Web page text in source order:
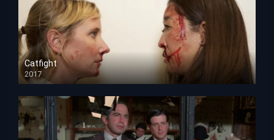
Catfight
2017
HD 720p